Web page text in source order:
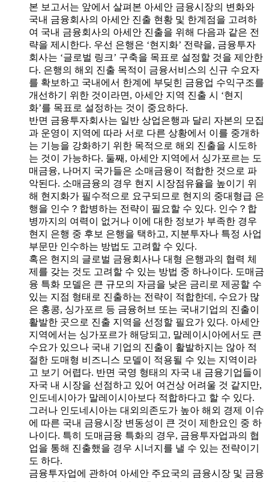
본 보고서는 앞에서 살펴본 아세안 금융시장의 변화와
국내 금융회사의 아세안 진출 현황 및 한계점을 고려하
여 국내 금융회사의 아세안 진출을 위해 다음과 같은 전
략을 제시한다. 우선 은행은 ‘현지화’ 전략을, 금융투자
회사는 ‘글로벌 링크’ 구축을 목표로 설정할 것을 제안한
다. 은행의 해외 진출 목적이 금융서비스의 신규 수요자
를 확보하고 국내에서 한계에 부딪힌 금융업 수익구조를
개선하기 위한 것이라면, 아세안 지역 진출 시 ‘현지
화’를 목표로 설정하는 것이 중요하다.
반면 금융투자회사는 일반 상업은행과 달리 자본의 모집
과 운영이 지역에 따라 서로 다른 상황에서 이를 중개하
는 기능을 강화하기 위한 목적으로 해외 진출을 시도하
는 것이 가능하다. 둘째, 아세안 지역에서 싱가포르는 도
매금융, 나머지 국가들은 소매금융이 적합한 것으로 파
악된다. 소매금융의 경우 현지 시장점유율을 높이기 위
해 현지화가 필수적으로 요구되므로 현지의 중대형급 은
행을 인수？합병하는 전략이 필요할 수 있다. 인수？합
병까지의 여력이 없거나 이에 대한 정보가 부족한 경우
현지 은행 중 후보 은행을 택하고, 지분투자나 특정 사업
부문만 인수하는 방법도 고려할 수 있다.
혹은 현지의 글로벌 금융회사나 대형 은행과의 협력 체
제를 갖는 것도 고려할 수 있는 방법 중 하나이다. 도매금
융 특화 모델은 큰 규모의 자금을 낮은 금리로 제공할 수
있는 지점 형태로 진출하는 전략이 적합한데, 수요가 많
은 홍콩, 싱가포르 등 금융허브 또는 국내기업의 진출이
활발한 곳으로 진출 지역을 선정할 필요가 있다. 아세안
지역에서는 싱가포르가 해당되고, 말레이시아에서도 큰
수요가 있으나 국내 기업의 진출이 활발하지는 않아 적
절한 도매형 비즈니스 모델이 적용될 수 있는 지역이라
고 보기 어렵다. 반면 국영 형태의 자국 내 금융기업들이
자국 내 시장을 선점하고 있어 여건상 어려울 것 같지만,
인도네시아가 말레이시아보다 적합하다고 할 수 있다.
그러나 인도네시아는 대외의존도가 높아 해외 경제 이슈
에 따른 국내 금융시장 변동성이 큰 것이 제한요인 중 하
나이다. 특히 도매금융 특화의 경우, 금융투자업과의 협
업을 통해 진출했을 경우 시너지를 낼 수 있는 전략이기
도 하다.
금융투자업에 관하여 아세안 주요국의 금융시장 및 금융